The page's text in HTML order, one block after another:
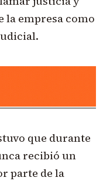
la empresa como
que durante
recibió un
parte de la